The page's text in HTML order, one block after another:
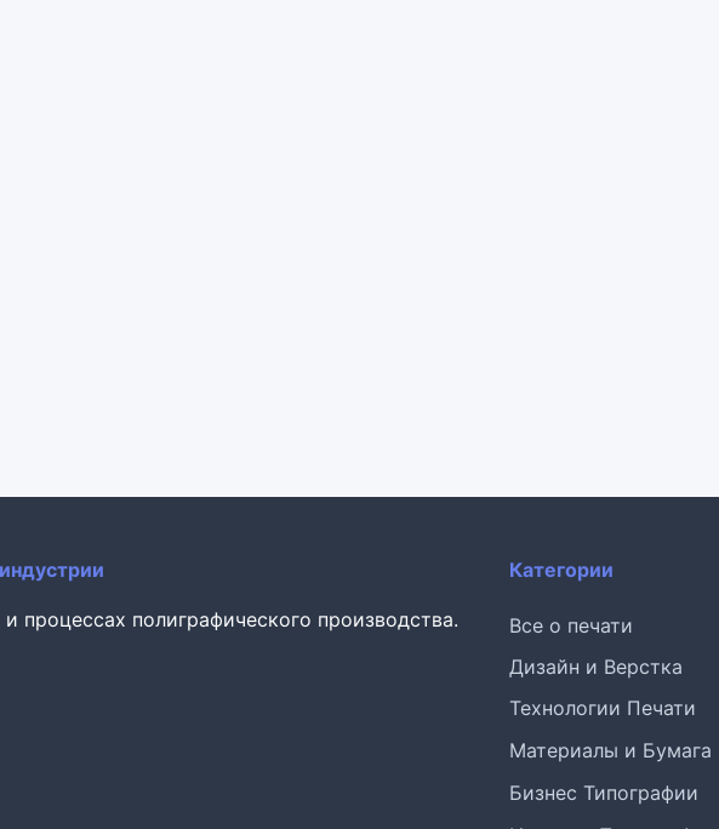
процессах полиграфического производства.
Категории
Все о печати
Дизайн и Верстка
Технологии Печати
Материалы и Бумага
Бизнес Типографии